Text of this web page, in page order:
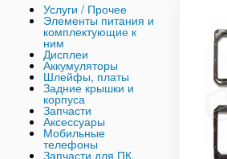
Услуги / Прочее
Элементы питания и
комплектующие к
ним
Дисплеи
Аккумуляторы
Шлейфы, платы
Задние крышки и
корпуса
Запчасти
Аксессуары
Мобильные
телефоны
Запчасти для ПК,